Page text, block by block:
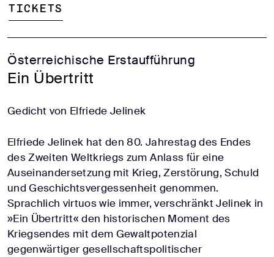
Tickets
Österreichische Erstaufführung
Ein Übertritt
Gedicht von Elfriede Jelinek
Elfriede Jelinek hat den 80. Jahrestag des Endes
des Zweiten Weltkriegs zum Anlass für eine
Auseinandersetzung mit Krieg, Zerstörung, Schuld
und Geschichtsvergessenheit genommen.
Sprachlich virtuos wie immer, verschränkt Jelinek in
»Ein Übertritt« den historischen Moment des
Kriegsendes mit dem Gewaltpotenzial
gegenwärtiger gesellschaftspolitischer